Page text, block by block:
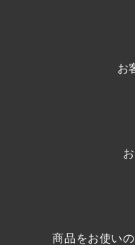
お
商品をお使い